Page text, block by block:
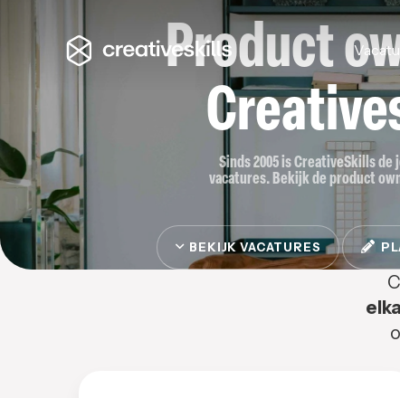
Product
Sinds 2005 is CreativeSkills
vacatures. Bekijk de product
BEKIJK VACATURES